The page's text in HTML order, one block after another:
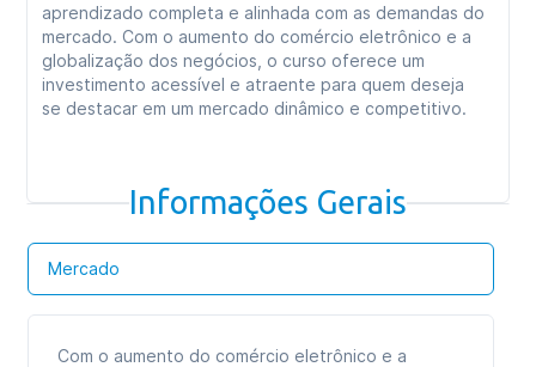
aprendizado completa e alinhada com as demandas do
mercado. Com o aumento do comércio eletrônico e a
globalização dos negócios, o curso oferece um
investimento acessível e atraente para quem deseja
se destacar em um mercado dinâmico e competitivo.
Informações Gerais
Mercado
Com o aumento do comércio eletrônico e a